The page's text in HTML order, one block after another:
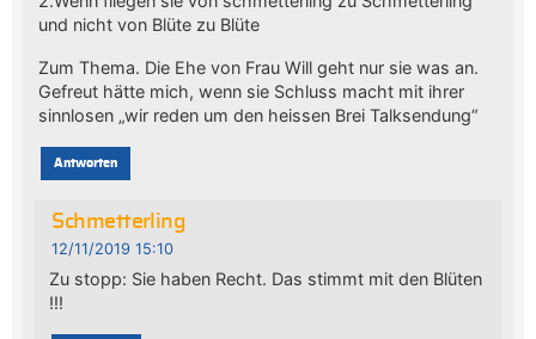
und nicht von Blüte zu Blüte
Zum Thema. Die Ehe von Frau Will geht nur sie was an.
Gefreut hätte mich, wenn sie Schluss macht mit ihrer
sinnlosen „wir reden um den heissen Brei Talksendung“
Antworten
Schmetterling
12/11/2019 15:10
Zu stopp: Sie haben Recht. Das stimmt mit den Blüten
!!!